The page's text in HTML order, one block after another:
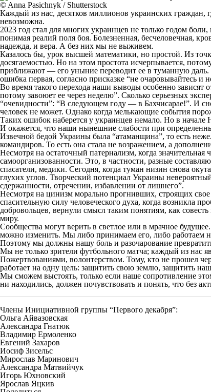
© Anna Pasichnyk / Shutterstock
Каждый из нас, десятков миллионов украинских граждан,
невозможна.
2023 год стал для многих украинцев не только годом
понимая реалий поля боя. Болезненная, бесчеловечная,
надежда, и вера. А без них мы не выживем.
Казалось бы, урок высшей математики, но простой. Из
досягаемостью. Но на этом простота исчерпывается,
приближают — его уныние переводит ее в туманную
ошибка первая, согласно присказке “не очаровывайтесь и
Во время такого перехода наши выводы особенно
потому завоюет ее через неделю”. Сколько серьезных
“очевидности”: “В следующем году — в Бахчисарае!”. И
человек не может. Однако когда мелькающие события
Таких ошибок наберется у украинцев немало. Но в начале
И окажется, что наши нынешние слабости при
Извечной бедой Украины была “атаманщина”, то есть
командиров. То есть она стала не возражением, а
Несмотря на остаточный патернализм, когда значительная
самоорганизованности. Это, в частности, разные
спасатели, медики. Сегодня, когда туман низин снова
глухих углов. Творческий потенциал Украины
сдержанности, отречении, избавлении от лишнего”.
Несмотря на цинизм морально прогнивших, строящих
спасительную силу человеческого духа, когда
добровольцев, вернули смысл таким понятиям, как
миру.
Сообщества могут верить в светлое или в мрачное
можно изменить. Мы либо принимаем его, либо работаем
Поэтому мы должны нашу боль и разочарование
Мы не только зрители футбольного матча; каждый из нас
Пожертвованиями, волонтерством. Тому, кто не прошел
работает на одну цель: защитить свою землю, защитить
Мы сможем выстоять, только если наше сопротивление
ни находились, должен почувствовать и понять, что без
Члены Инициативной группы “Первого декабря”:
Ольга Айвазовская
Александра Гнатюк
Владимир Ермоленко
Евгений Захаров
Иосиф Зисельс
Мирослав Маринович
Александра Матвийчук
Игорь Юхновский
Ярослав Яцкив